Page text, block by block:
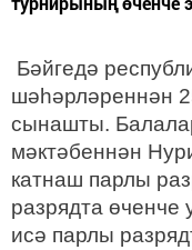
Бәйгедә
шәһәрләреннән
сынашты.
мәктәбеннән
катнаш парлы
разрядта
исә парлы